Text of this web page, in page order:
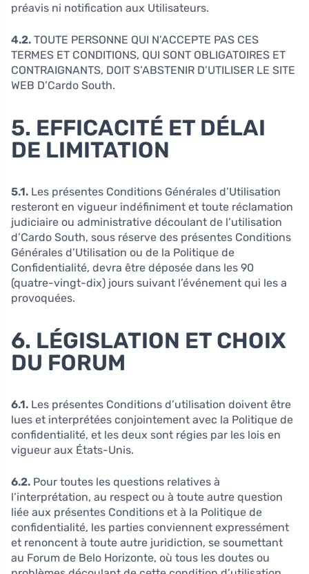
préavis ni notification aux Utilisateurs.
4.2. TOUTE PERSONNE QUI N’ACCEPTE PAS CES
TERMES ET CONDITIONS, QUI SONT OBLIGATOIRES ET
CONTRAIGNANTS, DOIT S’ABSTENIR D’UTILISER LE SITE
WEB D’Cardo South.
5. EFFICACITÉ ET DÉLAI
DE LIMITATION
5.1. Les présentes Conditions Générales d’Utilisation
resteront en vigueur indéfiniment et toute réclamation
judiciaire ou administrative découlant de l’utilisation
d’Cardo South, sous réserve des présentes Conditions
Générales d’Utilisation ou de la Politique de
Confidentialité, devra être déposée dans les 90
(quatre-vingt-dix) jours suivant l’événement qui les a
provoquées.
6. LÉGISLATION ET CHOIX
DU FORUM
6.1. Les présentes Conditions d’utilisation doivent être
lues et interprétées conjointement avec la Politique de
confidentialité, et les deux sont régies par les lois en
vigueur aux États-Unis.
6.2. Pour toutes les questions relatives à
l’interprétation, au respect ou à toute autre question
liée aux présentes Conditions et à la Politique de
confidentialité, les parties conviennent expressément
et renoncent à toute autre juridiction, se soumettant
au Forum de Belo Horizonte, où tous les doutes ou